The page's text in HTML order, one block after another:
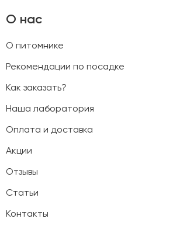
О нас
О питомнике
Рекомендации по посадке
Как заказать?
Наша лаборатория
Оплата и доставка
Акции
Отзывы
Статьи
Контакты